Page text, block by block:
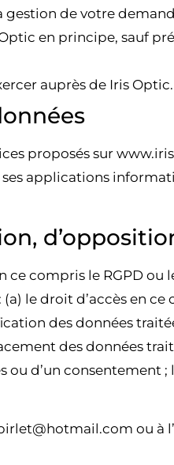
gestion de votre
en principe, sauf
auprès de Iris Optic.
proposés sur
applications
compris le RGPD ou
le droit d’accès en
des données
des données
d’un
ou à